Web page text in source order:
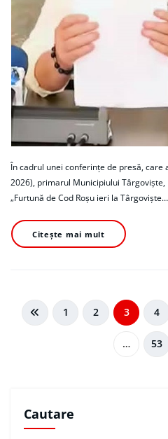
În cadrul unei conferințe de presă, care
2026), primarul Municipiului
„Furtună de Cod Roșu ieri la Târgoviște…
Citește mai mult
Navigare
1 2 3 4
… 53
Cautare